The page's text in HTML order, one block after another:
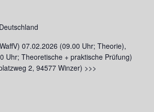
07.02.2026 (09.00 Uhr; Theorie),
Uhr; Theoretische + praktische Prüfung)
2, 94577 Winzer) >>>